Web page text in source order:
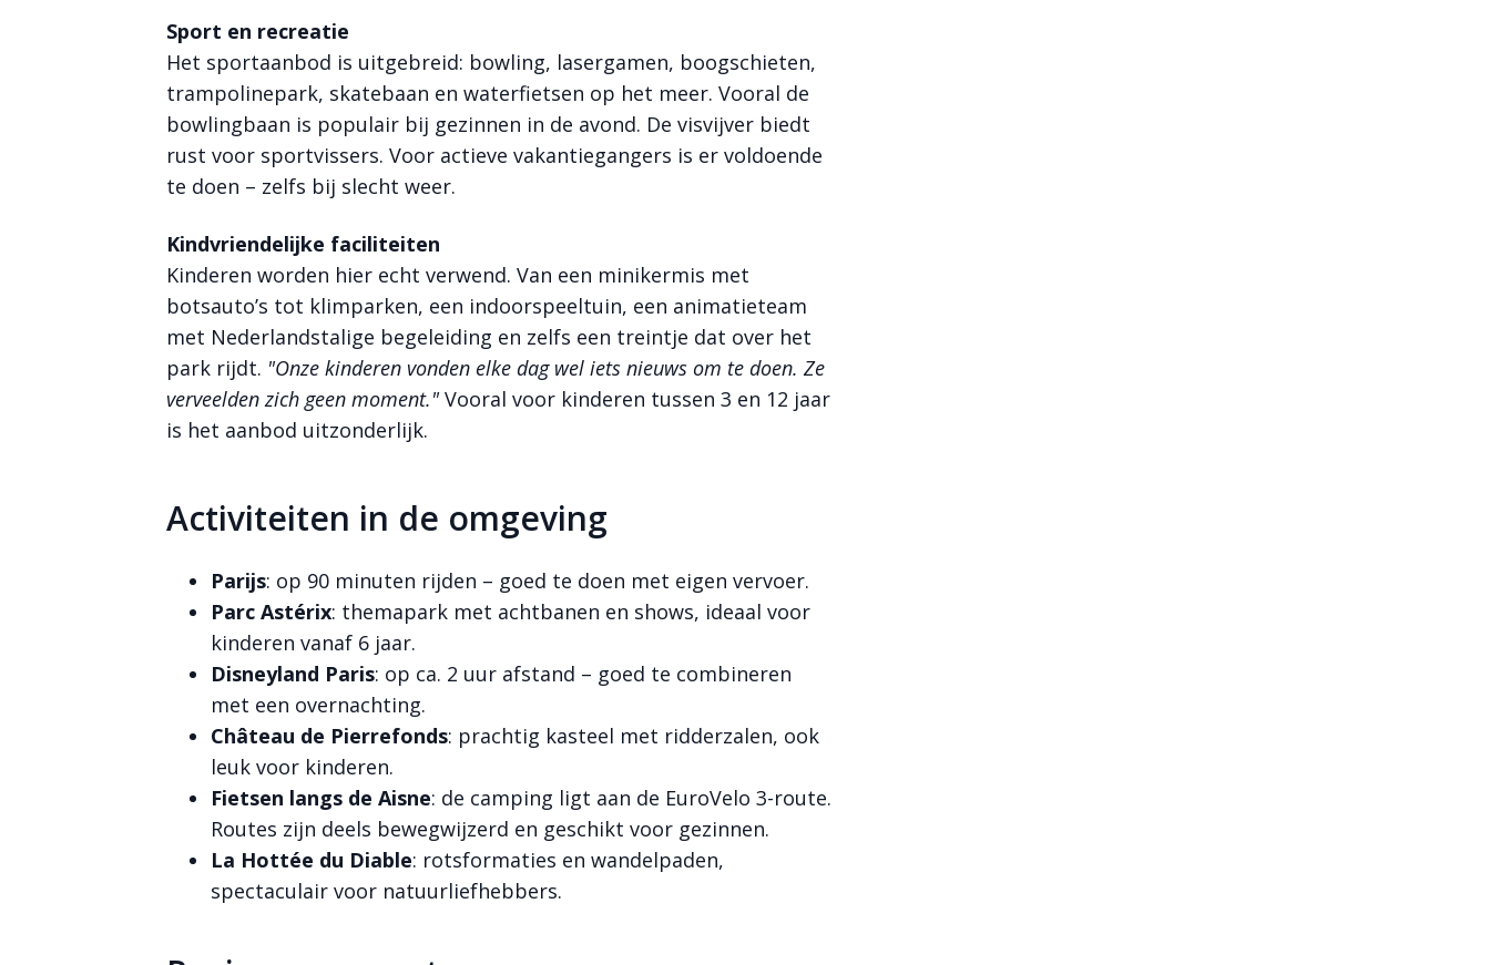
Sport en recreatie
Het sportaanbod is uitgebreid: bowling, lasergamen, boogschieten,
trampolinepark, skatebaan en waterfietsen op het meer. Vooral de
bowlingbaan is populair bij gezinnen in de avond. De visvijver biedt
rust voor sportvissers. Voor actieve vakantiegangers is er voldoende
te doen – zelfs bij slecht weer.
Kindvriendelijke faciliteiten
Kinderen worden hier echt verwend. Van een minikermis met
botsauto’s tot klimparken, een indoorspeeltuin, een animatieteam
met Nederlandstalige begeleiding en zelfs een treintje dat over het
park rijdt. "Onze kinderen vonden elke dag wel iets nieuws om te doen. Ze
verveelden zich geen moment."Vooral voor kinderen tussen 3 en 12 jaar
is het aanbod uitzonderlijk.
Activiteiten in de omgeving
Parijs: op 90 minuten rijden – goed te doen met eigen vervoer.
Parc Astérix: themapark met achtbanen en shows, ideaal voor
kinderen vanaf 6 jaar.
Disneyland Paris: op ca. 2 uur afstand – goed te combineren
met een overnachting.
Château de Pierrefonds: prachtig kasteel met ridderzalen, ook
leuk voor kinderen.
Fietsen langs de Aisne: de camping ligt aan de EuroVelo 3-route.
Routes zijn deels bewegwijzerd en geschikt voor gezinnen.
La Hottée du Diable: rotsformaties en wandelpaden,
spectaculair voor natuurliefhebbers.